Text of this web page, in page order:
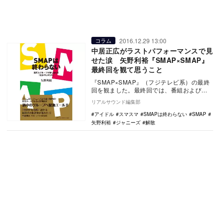
コラム 2016.12.29 13:00
中居正広がラストパフォーマンスで見
せた涙 矢野利裕『SMAP×SMAP』
最終回を観て思うこと
『SMAP×SMAP』（フジテレビ系）の最終
回を観ました。最終回では、番組およびグ
ループの軌跡をぞんぶんに振り返ったあと
で、「世…
リアルサウンド編集部
アイドル
スマスマ SMAPは終わらない
SMAP
矢野利裕
ジャニーズ 解散